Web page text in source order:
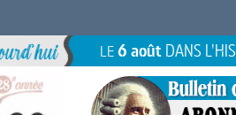
LE6 août DANS